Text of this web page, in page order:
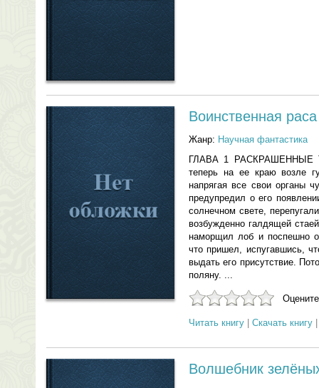
Воинственная раса
Жанр: Научная фантастика
ГЛАВА 1 РАСКРАШЕННЫЕ
теперь на ее краю возле
напрягая все свои органы
предупредил о его
солнечном свете,
возбужденно галдящей
наморщил лоб и поспешно
что пришел, испугавшись,
выдать его присутствие.
поляну. ...
Читать книгу Скачать книгу
Волшебник